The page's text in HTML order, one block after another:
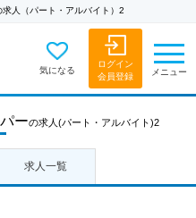
人（パート・アルバイト）2
気になる
ログイン
会員登録
メニュー
ーの求人 (パート・アルバイト)2
求人一覧